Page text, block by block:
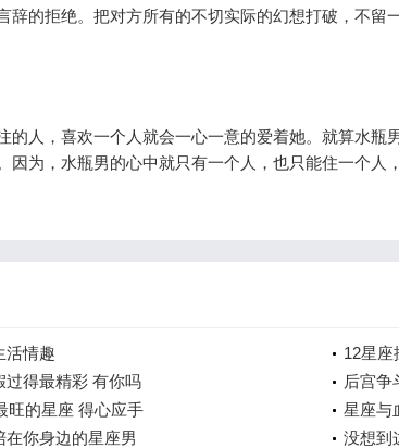
辞的拒绝。把对方所有的不切实际的幻想打破，不
的人，喜欢一个人就会一心一意的爱着她。就算水瓶
因为，水瓶男的心中就只有一个人，也只能住一个
活情趣
12星座
过得最精彩 有你吗
后宫争
旺的星座 得心应手
星座与
你身边的星座男
没想到